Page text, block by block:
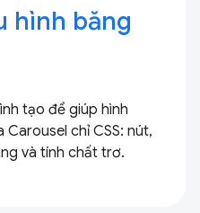
hình băng
tạo để giúp hình
chỉ CSS: nút,
và tính chất trơ.